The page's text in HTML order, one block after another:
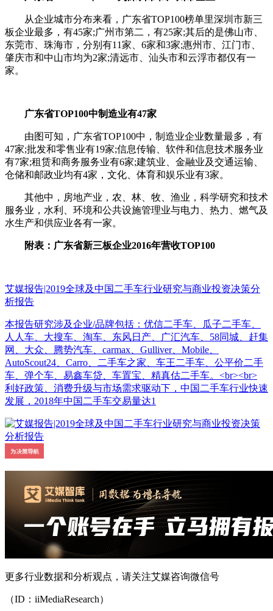
从企业城市分布来看，广东省TOP100榜单里深圳市新三
板企业最多，有45家;广州市第二，有25家;其后的是佛山市、
东莞市、珠海市，分别有11家、6家和3家;惠州市、江门市、
肇庆市和中山市均为2家;清远市、汕头市和云浮市都仅有一
家。
广东省TOP100中制造业有47家
由图可知，广东省TOP100中，制造业企业数量最多，有
47家;批发和零售业有19家;信息传输、软件和信息技术服务业
有7家;租赁和商务服务业有6家;建筑业、金融业及交通运输、
仓储和邮政业均有4家，文化、体育和娱乐业有3家。
其他中，房地产业，农、林、牧、渔业，科学研究和技术
服务业，水利、环境和公共设施管理业与电力、热力、燃气及
水生产和供应业各有一家。
附表：广东省新三板企业2016年营收TOP100
艾媒报告|2019全球及中国二手车行业研究与商业投资决策分
析报告
本报告研究涉及企业/品牌包括：优信二手车、瓜子二手车、
人人车、大搜车、淘车、东风日产、广汇汽车、58同城、赶集
网、大众、腾势汽车、carmax、Gulliver、Mobile、
AutoScout24、Carro、二手车之家、车王二手车、公平价二手
车、弹个车、易鑫车贷、车置宝、精真估二手车。<br><br>
利好政策、消费升级与市场需求驱动下，中国二手车行业快速
发展，2018年中国二手车交易量达1
更多行业数据和分析观点，请关注艾媒咨询微信号
（ID：iiMediaResearch）